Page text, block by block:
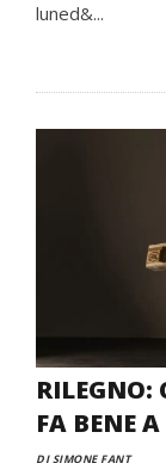
luned&...
RILEGNO:
FA BENE
DI SIMONE FANT